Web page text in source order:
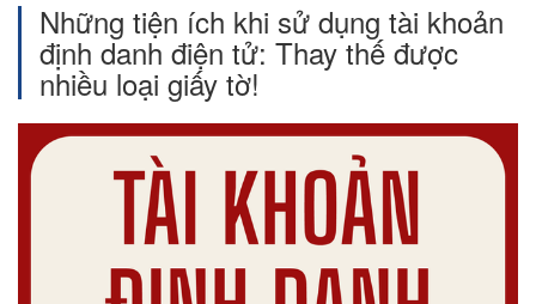
Những tiện ích khi sử dụng tài khoản
định danh điện tử: Thay thế được
nhiều loại giấy tờ!